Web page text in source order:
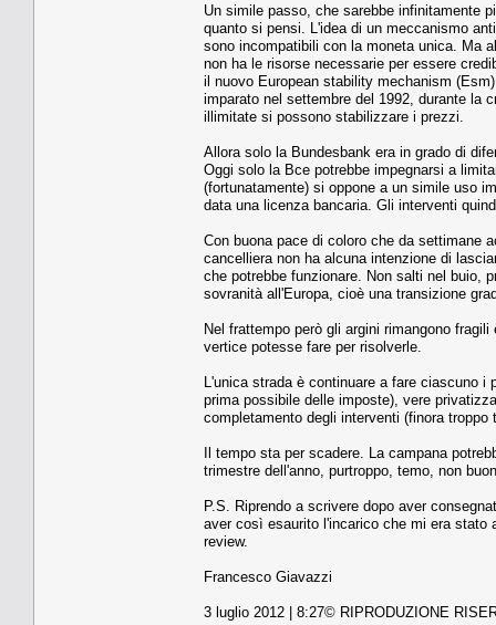
Un simile passo, che sarebbe infinitamente
quanto si pensi. L'idea di un meccanismo
sono incompatibili con la moneta unica. Ma
non ha le risorse necessarie per essere
il nuovo European stability mechanism
imparato nel settembre del 1992, durante la
illimitate si possono stabilizzare i prezzi.
Allora solo la Bundesbank era in grado di
Oggi solo la Bce potrebbe impegnarsi a
(fortunatamente) si oppone a un simile uso
data una licenza bancaria. Gli interventi
Con buona pace di coloro che da settimane
cancelliera non ha alcuna intenzione di
che potrebbe funzionare. Non salti nel buio,
sovranità all'Europa, cioè una transizione
Nel frattempo però gli argini rimangono
vertice potesse fare per risolverle.
L'unica strada è continuare a fare ciascuno
prima possibile delle imposte), vere
completamento degli interventi (finora
Il tempo sta per scadere. La campana
trimestre dell'anno, purtroppo, temo, non
P.S. Riprendo a scrivere dopo aver
aver così esaurito l'incarico che mi era stato
review.
Francesco Giavazzi
3 luglio 2012 | 8:27© RIPRODUZIONE